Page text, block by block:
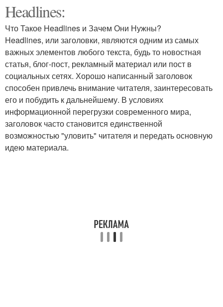
Headlines:
Что Такое Headlines и Зачем Они Нужны?
Headlines, или заголовки, являются одним из самых
важных элементов любого текста, будь то новостная
статья, блог-пост, рекламный материал или пост в
социальных сетях. Хорошо написанный заголовок
способен привлечь внимание читателя, заинтересовать
его и побудить к дальнейшему. В условиях
информационной перегрузки современного мира,
заголовок часто становится единственной
возможностью "уловить" читателя и передать основную
идею материала.